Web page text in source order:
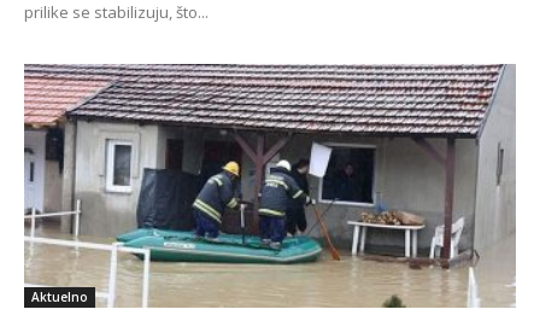
prilike se stabilizuju, što...
Aktuelno